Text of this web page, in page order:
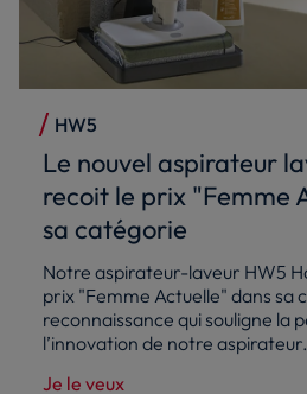
HW5
Le nouvel aspirateur
recoit le prix "Femme
sa catégorie
Notre aspirateur-laveur HW5
prix "Femme Actuelle" dans sa
reconnaissance qui souligne la
l’innovation de notre aspirateur.
Je le veux